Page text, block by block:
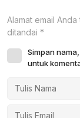
Alamat email
ditandai *
Simpan
untuk